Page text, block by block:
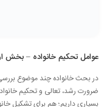
عوامل تحکیم خانواده – بخش
در بحث خانواده چند موضوع
ضرورت رشد، تعالی و تحکیم
بسیاری داریم؛ هم برای تشکیل